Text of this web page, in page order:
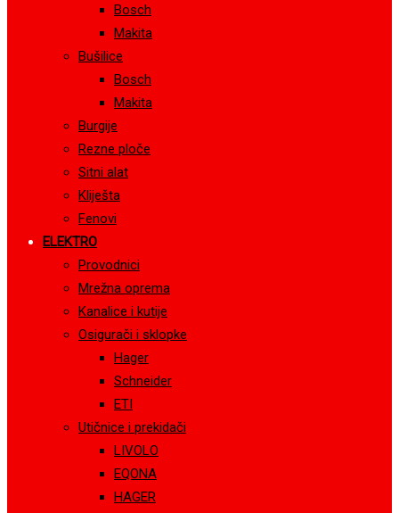
Bosch
Makita
Bušilice
Bosch
Makita
Burgije
Rezne ploče
Sitni alat
Kliješta
Fenovi
ELEKTRO
Provodnici
Mrežna oprema
Kanalice i kutije
Osigurači i sklopke
Hager
Schneider
ETI
Utičnice i prekidači
LIVOLO
EQONA
HAGER